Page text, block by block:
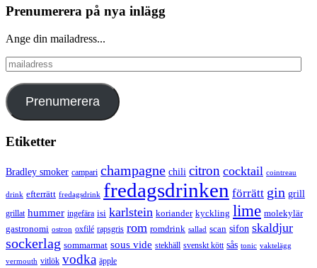
Prenumerera på nya inlägg
Ange din mailadress...
mailadress
Prenumerera
Etiketter
Bradley smoker campari champagne chili citron cocktail cointreau
drink efterrätt fredagsdrink fredagsdrinken förrätt gin grill
grillat hummer ingefära isi karlstein koriander kyckling lime molekylär
gastronomi ostron oxfilé rapsgris rom romdrink sallad scan sifon skaldjur
sockerlag sommarmat sous vide stekhäll svenskt kött sås tonic vaktelägg
vermouth vitlök vodka äpple